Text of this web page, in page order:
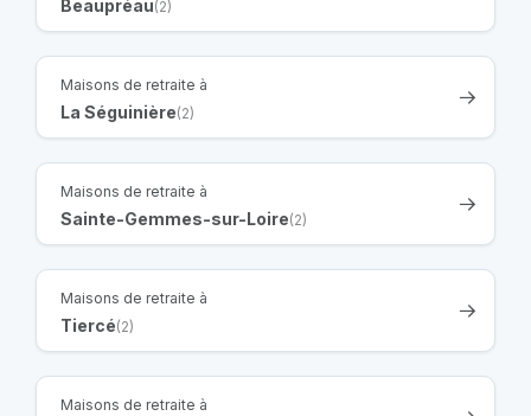
Beaupréau(2)
Maisons de retraite à
La Séguinière(2)
Maisons de retraite à
Sainte-Gemmes-sur-Loire(2)
Maisons de retraite à
Tiercé(2)
Maisons de retraite à